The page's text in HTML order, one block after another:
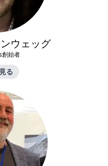
ウェッグ
始者
る